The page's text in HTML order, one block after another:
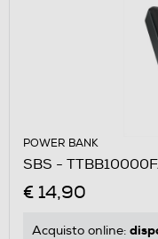
POWER BANK
SBS -
€ 14,90
Acquisto online: